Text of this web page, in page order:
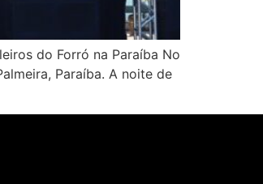
do Forró na Paraíba No
Paraíba. A noite de